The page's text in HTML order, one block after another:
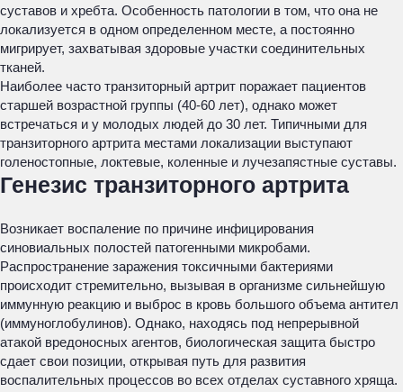
суставов и хребта. Особенность патологии в том, что она не
локализуется в одном определенном месте, а постоянно
мигрирует, захватывая здоровые участки соединительных
тканей.
Наиболее часто транзиторный артрит поражает пациентов
старшей возрастной группы (40-60 лет), однако может
встречаться и у молодых людей до 30 лет. Типичными для
транзиторного артрита местами локализации выступают
голеностопные, локтевые, коленные и лучезапястные суставы.
Генезис транзиторного артрита
Возникает воспаление по причине инфицирования
синовиальных полостей патогенными микробами.
Распространение заражения токсичными бактериями
происходит стремительно, вызывая в организме сильнейшую
иммунную реакцию и выброс в кровь большого объема антител
(иммуноглобулинов). Однако, находясь под непрерывной
атакой вредоносных агентов, биологическая защита быстро
сдает свои позиции, открывая путь для развития
воспалительных процессов во всех отделах суставного хряща.